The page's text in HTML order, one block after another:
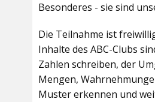
Besonderes - sie sind
Die Teilnahme ist
Inhalte des ABC-Clubs
Zahlen schreiben, der
Mengen,
Muster erkennen und